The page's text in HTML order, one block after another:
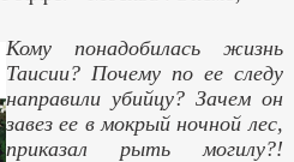
Кому понадобилась жизнь
Таисии? Почему по ее следу
направили убийцу? Зачем он
завез ее в мокрый ночной лес,
приказал рыть могилу?!